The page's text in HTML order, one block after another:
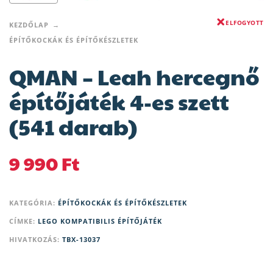
KEZDŐLAP
ÉPÍTŐKOCKÁK ÉS ÉPÍTŐKÉSZLETEK
ELFOGYOTT
QMAN – Leah hercegnő
építőjáték 4-es szett
(541 darab)
9 990Ft
KATEGÓRIA: ÉPÍTŐKOCKÁK ÉS ÉPÍTŐKÉSZLETEK
CÍMKE: LEGO KOMPATIBILIS ÉPÍTŐJÁTÉK
HIVATKOZÁS: TBX-13037